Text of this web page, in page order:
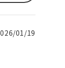
01/19